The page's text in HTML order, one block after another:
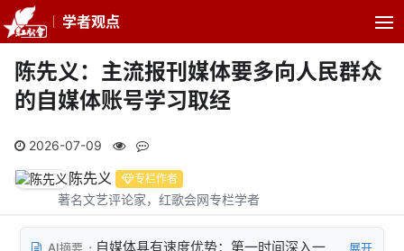
学者观点
陈先义：主流报刊媒体要多向人民群众
的自媒体账号学习取经
2026-07-09
陈先义 专栏作者
著名文艺评论家，红歌会网专栏学者
AI摘要
自媒体具有速度优势：第一时间深入一
展开